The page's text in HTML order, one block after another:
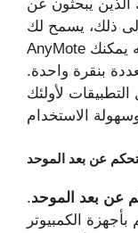
الذين يبحثون عن
ذلك، يسمح لك
AnyMote بإنشاء أوامر مخصصة، مما يعني أنه يمكنك
بنقرة واحدة.
لأولئك
عن بعد الموحد
عن بعد الموحد.
الكمبيوتر